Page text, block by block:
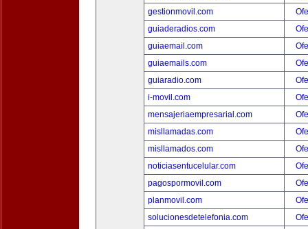
gestionmovil.com
guiaderadios.com
guiaemail.com
guiaemails.com
guiaradio.com
i-movil.com
mensajeriaempresarial.com
misllamadas.com
misllamados.com
noticiasentucelular.com
pagospormovil.com
planmovil.com
solucionesdetelefonia.com